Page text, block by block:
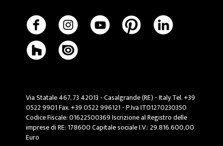
Via Statale 467, 73 42013 - Casalgrande (RE) - Italy Tel. +39
0522 9901 Fax. +39 0522 996121 - P.Iva IT01270230350
Codice Fiscale: 01622500369 Iscrizione al Registro delle
imprese di RE: 178600 Capitale sociale I.V.: 29.816.600,00
Euro